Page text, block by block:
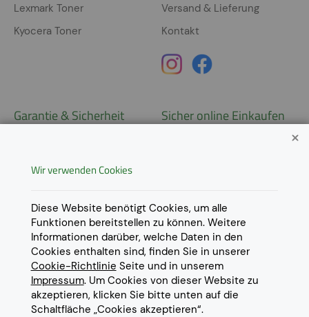
Lexmark Toner
Kyocera Toner
Versand & Lieferung
Kontakt
Garantie & Sicherheit
Datenschutz
Impressum
Cookie Einstellungen
Sicher online Einkaufen
Lieferungen in weitere Länder
gerne aufAnfrage
Wir verwenden Cookies
Diese Website benötigt Cookies, um alle
Funktionen bereitstellen zu können. Weitere
Informationen darüber, welche Daten in den
Cookies enthalten sind, finden Sie in unserer
Cookie-Richtlinie Seite und in unserem
Impressum. Um Cookies von dieser Website zu
akzeptieren, klicken Sie bitte unten auf die
Schaltfläche „Cookies akzeptieren“.